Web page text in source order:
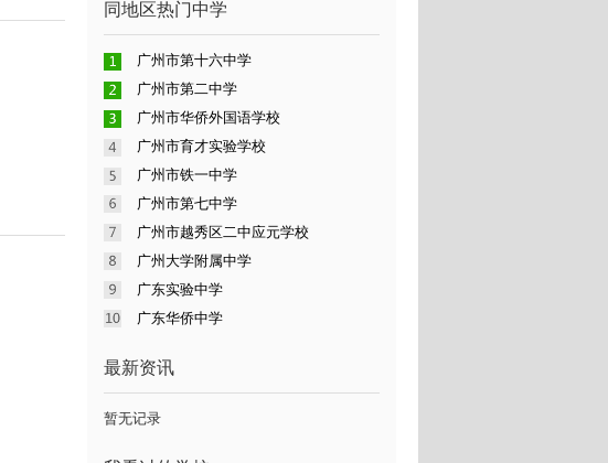
同地区热门中学
广州市第十六中学
广州市第二中学
广州市华侨外国语学校
广州市育才实验学校
广州市铁一中学
广州市第七中学
广州市越秀区二中应元学校
广州大学附属中学
广东实验中学
广东华侨中学
最新资讯
暂无记录